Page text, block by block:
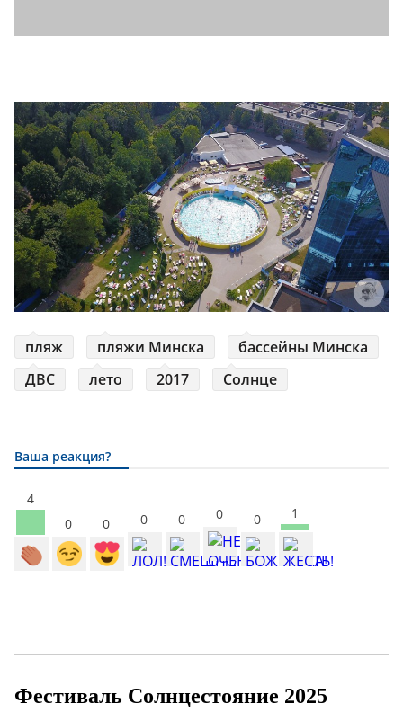
пляж пляжи Минска
бассейны Минска
ДВС
лето 2017 Солнце
Ваша реакция?
4
0
0 0 0 0 0 1
Фестиваль Солнцестояние 2025